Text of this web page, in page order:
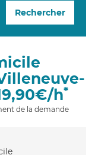
g
i
Rechercher
h*
de la demande